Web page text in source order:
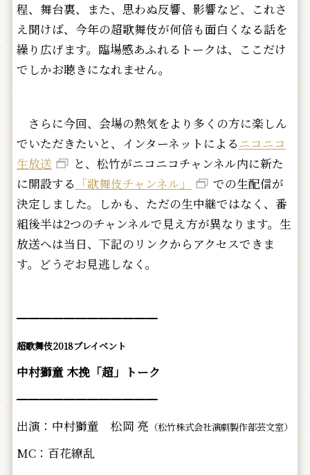
程、舞台裏、また、思わぬ反響、影響など、これさ
え聞けば、今年の超歌舞伎が何倍も面白くなる話を
繰り広げます。臨場感あふれるトークは、ここだけ
でしかお聴きになれません。
さらに今回、会場の熱気をより多くの方に楽しん
でいただきたいと、インターネットによるニコニコ
生放送
と、松竹がニコニコチャンネル内に新た
に開設する 「歌舞伎チャンネル」
での生配信が
決定しました。しかも、ただの生中継ではなく、番
組後半は2つのチャンネルで見え方が異なります。生
放送へは当日、下記のリンクからアクセスできま
す。どうぞお見逃しなく。
━━━━━━━━━━━━
超歌舞伎2018プレイベント
中村獅童 木挽「超」トーク
━━━━━━━━━━━━
出演：中村獅童 松岡 亮 （松竹株式会社演劇製作部芸文室）
MC：百花繚乱